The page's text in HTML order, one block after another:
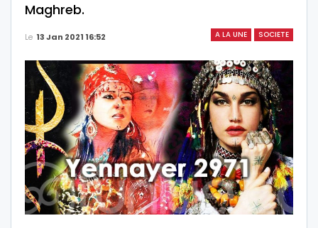
Maghreb.
A LA UNE SOCIETE
Le 13 Jan 2021 16:52